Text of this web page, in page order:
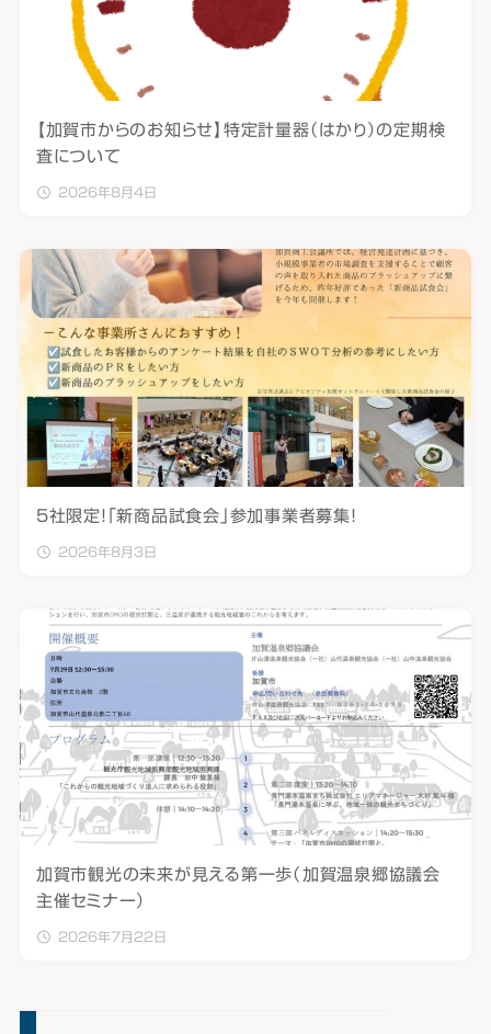
【加賀市からのお知らせ】特定計量器（はかり）の定期検
査について
2026年8月4日
5社限定！「新商品試食会」参加事業者募集！
2026年8月3日
加賀市観光の未来が見える第一歩（加賀温泉郷協議会
主催セミナー）
2026年7月22日